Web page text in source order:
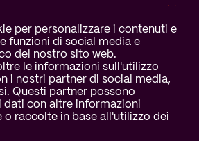
cookie
per personalizzare i contenuti e
funzioni di social media e
del nostro sito web.
le informazioni sull'utilizzo
i nostri partner di social media,
Questi partner possono
dati con altre informazioni
raccolte in base all'utilizzo dei